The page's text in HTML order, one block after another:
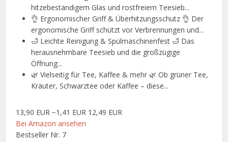
hitzebeständigem Glas und rostfreiem Teesieb...
👌 Ergonomischer Griff & Überhitzungsschutz 👌 Der
ergonomische Griff schützt vor Verbrennungen und...
🛁 Leichte Reinigung & Spülmaschinenfest 🛁 Das
herausnehmbare Teesieb und die großzügige
Öffnung...
🌿 Vielseitig für Tee, Kaffee & mehr 🌿 Ob grüner Tee,
Kräuter, Schwarztee oder Kaffee – diese...
13,90 EUR −1,41 EUR 12,49 EUR
Bei Amazon ansehen
Bestseller Nr. 7